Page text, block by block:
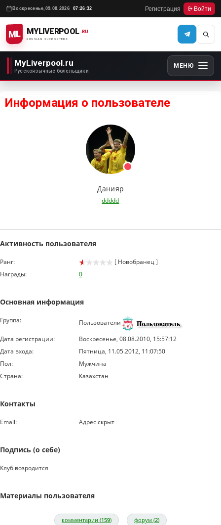
Воскресенье, 09.08.2026 07:26:32 Регистрация Войти
ML MYLIVERPOOL
RUSSIAN SUPPORTERS
.RU
MyLiverpool.ru
Русскоязычные болельщики
МЕНЮ
Информация о пользователе
Данияр
ddddd
Активность пользователя
Ранг:
[ Новобранец ]
Награды:
0
Основная информация
Группа:
Пользователи
Дата регистрации:
Воскресенье, 08.08.2010, 15:57:12
Дата входа:
Пятница, 11.05.2012, 11:07:50
Пол:
Мужчина
Страна:
Казахстан
Контакты
Email: Адрес скрыт
Подпись (о себе)
Клуб возродится
Материалы пользователя
комментарии (159) форум (2)